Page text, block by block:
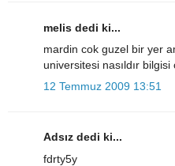
melis dedi ki...
mardin cok guzel bir yer
universitesi nasıldır bilgisi
12 Temmuz 2009 13:51
Adsız dedi ki...
fdrty5y